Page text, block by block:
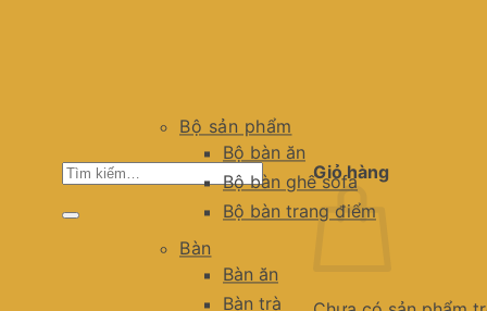
Bộ sản phẩm
Bộ bàn ăn
Bộ bàn ghế sofa
Bộ bàn trang điểm
Bàn
Bàn ăn
Bàn trà
Tìm
Giỏ hàng